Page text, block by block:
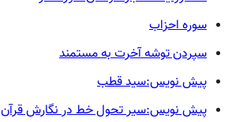
سوره احزاب
سپردن توشه آخرت به مستمند
پیش نویس:سید قطب
پیش نویس:سیر تحول خط در نگارش قرآن